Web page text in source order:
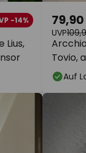
Lius,
-14%
Tovio,
UVP
Auf